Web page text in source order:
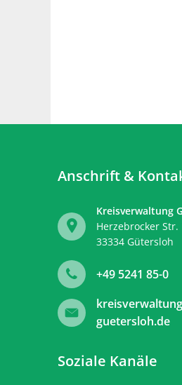
Anschrift &
Kreisverwaltung
Herzebrocker Str.
33334 Gütersloh
+49 5241 85-0
guetersloh.de
Soziale Kanäle